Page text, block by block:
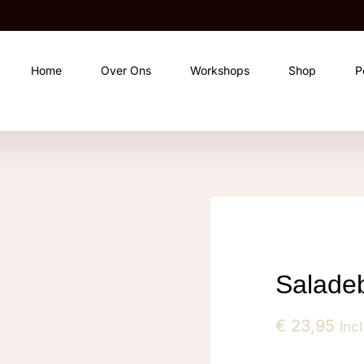
Home Over Ons Workshops Shop
€ 23,95